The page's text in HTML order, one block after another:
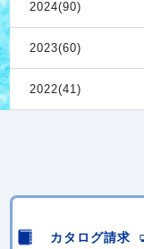
2024(90)
2023(60)
2022(41)
カタログ請求